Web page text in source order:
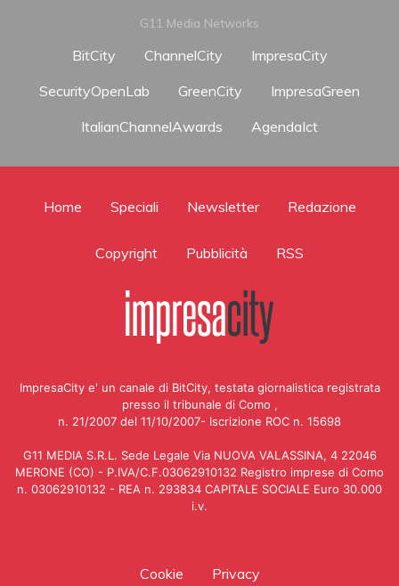
G11 Media Networks
BitCity ChannelCity
ImpresaCity
SecurityOpenLab
GreenCity
ImpresaGreen
ItalianChannelAwards
AgendaIct
Home Speciali Newsletter Redazione
Copyright Pubblicità RSS
ImpresaCity e' un canale di BitCity, testata giornalistica registrata
presso il tribunale di Como ,
n. 21/2007 del 11/10/2007- Iscrizione ROC n. 15698
G11 MEDIA S.R.L. Sede Legale Via NUOVA VALASSINA, 4 22046
MERONE (CO) - P.IVA/C.F.03062910132 Registro imprese di Como
n. 03062910132 - REA n. 293834 CAPITALE SOCIALE Euro 30.000
i.v.
Cookie Privacy